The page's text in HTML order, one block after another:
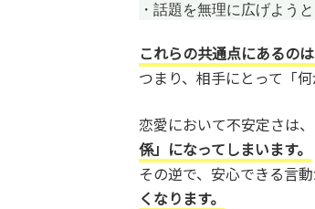
・話題を無理に広げよう
これらの共通点にあるの
つまり、相手にとって「
恋愛において不安定さは
係」になってしまいます。
その逆で、安心できる言
くなります。